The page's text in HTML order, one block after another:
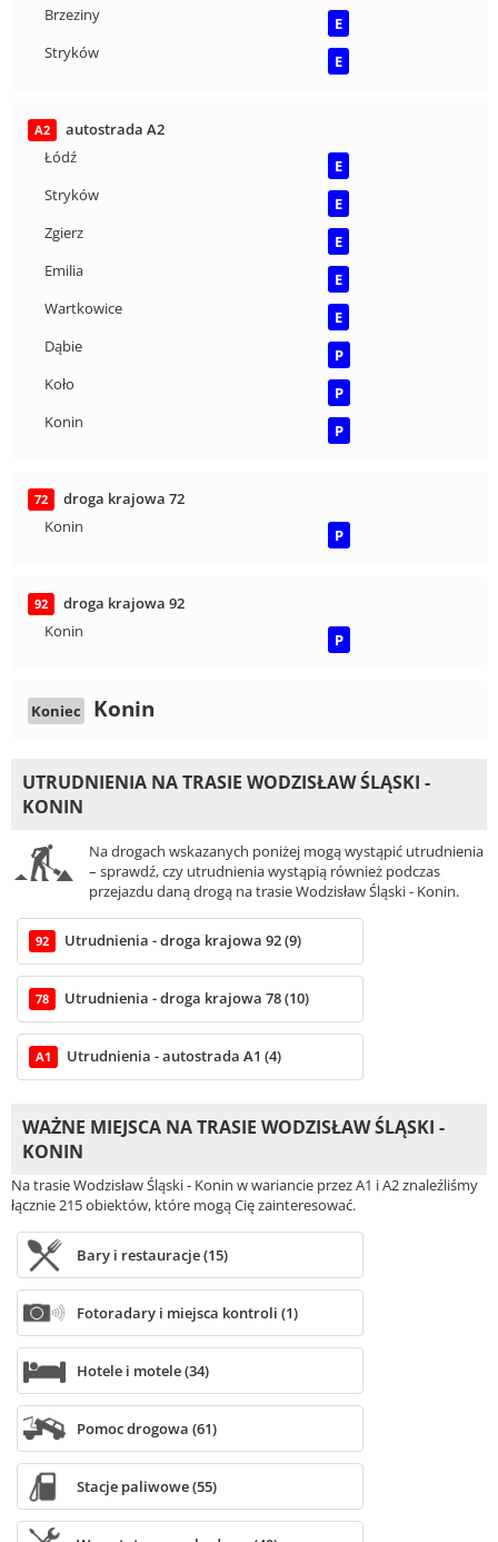
Brzeziny
E
Stryków
E
A2
autostrada A2
Łódź
E
Stryków
E
Zgierz
E
Emilia
E
Wartkowice
E
Dąbie
P
Koło
P
Konin
P
72
droga krajowa 72
Konin
P
92
droga krajowa 92
Konin
P
Koniec Konin
UTRUDNIENIA NA TRASIE WODZISŁAW ŚLĄSKI -
KONIN
Na drogach wskazanych poniżej mogą wystąpić utrudnienia
– sprawdź, czy utrudnienia wystąpią również podczas
przejazdu daną drogą na trasie Wodzisław Śląski - Konin.
92 Utrudnienia - droga krajowa 92 (9)
78 Utrudnienia - droga krajowa 78 (10)
A1 Utrudnienia - autostrada A1 (4)
WAŻNE MIEJSCA NA TRASIE WODZISŁAW ŚLĄSKI -
KONIN
Na trasie Wodzisław Śląski - Konin w wariancie przez A1 i A2 znaleźliśmy
łącznie 215 obiektów, które mogą Cię zainteresować.
Bary i restauracje (15)
Fotoradary i miejsca kontroli (1)
Hotele i motele (34)
Pomoc drogowa (61)
Stacje paliwowe (55)